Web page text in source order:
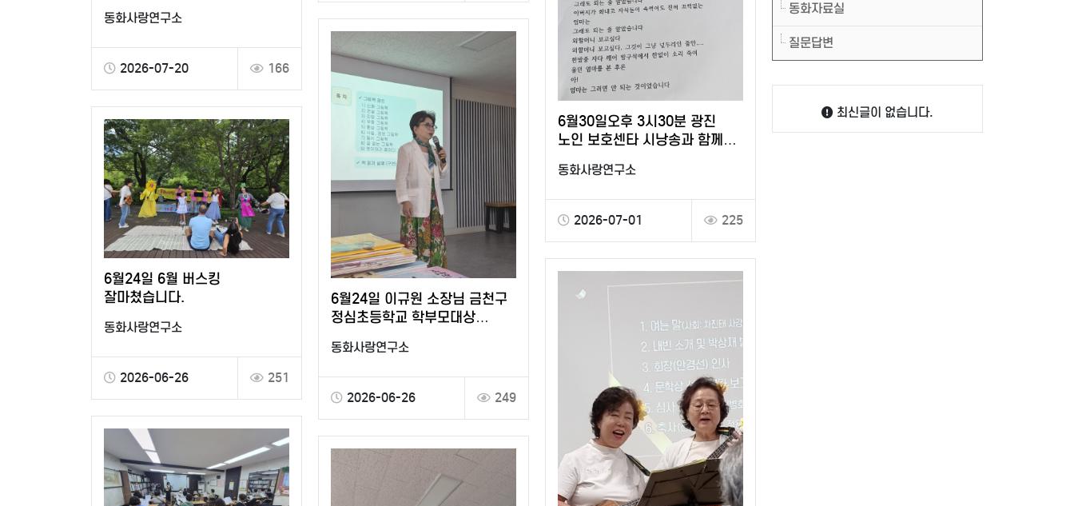
동화사랑연구소
2026-07-20 166
6월30일오후 3시30분 광진
노인 보호센타 시낭송과 함께
봉사 다녀왔습니다 오카리나
선율이 센타에 울려퍼질…
동화사랑연구소
2026-07-01 225
6월24일 이규원 소장님 금천구
정심초등학교 학부모대상
동화사랑연구소
2026-06-26 249
6월24일 6월 버스킹
잘마쳤습니다.
동화사랑연구소
2026-06-26 251
동화자료실
질문답변
최신글이 없습니다.